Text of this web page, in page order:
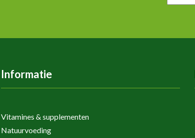
Informatie
Vitamines & supplementen
Natuurvoeding